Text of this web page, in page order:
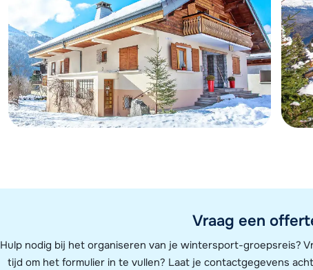
Vraag een
Hulp nodig bij het organiseren van je wintersport-groepsreis?
tijd om het formulier in te vullen? Laat je contactgegevens